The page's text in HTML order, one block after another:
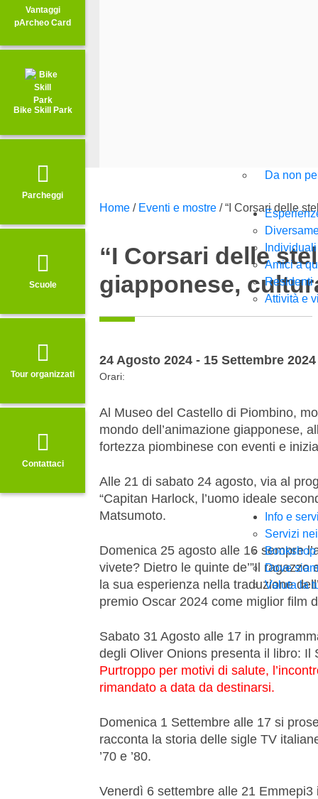
Da non
Amici a
Residenti
Attività e
Info e
Servizi
Bookshop
Dove
Valuta la
Vantaggi
pArcheo Card
Bike Skill Park
Parcheggi
Scuole
Tour organizzati
Contattaci
Home / Eventi e mostre /“I Corsari delle
“I Corsari delle
giapponese,
24 Agosto 2024 - 15 Settembre 2024
Orari:
Al Museo del Castello di Piombino,
mondo dell’animazione giapponese,
fortezza piombinese con eventi e
Alle 21 di sabato 24 agosto, via al
“Capitan Harlock, l’uomo ideale
Matsumoto.
Domenica 25 agosto alle 16 sempre
vivete? Dietro le quinte de’”Il ragazzo
la sua esperienza nella traduzione
premio Oscar 2024 come miglior film
Sabato 31 Agosto alle 17 in
degli Oliver Onions presenta il libro: Il
Purtroppo per motivi di salute,
rimandato a data da destinarsi.
Domenica 1 Settembre alle 17 si
racconta la storia delle sigle TV
’70 e ’80.
Venerdì 6 settembre alle 21